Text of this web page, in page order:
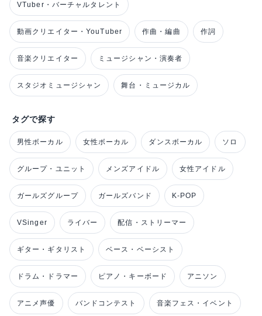
VTuber・バーチャルタレント
動画クリエイター・YouTuber 作曲・編曲 作詞
音楽クリエイター ミュージシャン・演奏者
スタジオミュージシャン 舞台・ミュージカル
タグで探す
男性ボーカル 女性ボーカル ダンスボーカル ソロ
グループ・ユニット メンズアイドル 女性アイドル
ガールズグループ ガールズバンド K-POP
VSinger ライバー 配信・ストリーマー
ギター・ギタリスト ベース・ベーシスト
ドラム・ドラマー ピアノ・キーボード アニソン
アニメ声優 バンドコンテスト 音楽フェス・イベント